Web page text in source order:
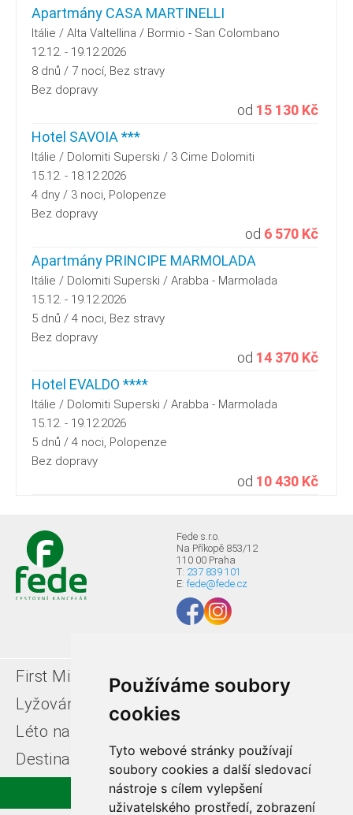
Používáme soubory
cookies
Tyto webové stránky používají
soubory cookies a další sledovací
nástroje s cílem vylepšení
uživatelského prostředí, zobrazení
Apartmány CASA MARTINELLI
Itálie / Alta Valtellina / Bormio - San Colombano
12.12. - 19.12.2026
8 dnů / 7 nocí, Bez stravy
Bez dopravy
od 15 130 Kč
Hotel SAVOIA ***
Itálie / Dolomiti Superski / 3 Cime Dolomiti
15.12. - 18.12.2026
4 dny / 3 noci, Polopenze
Bez dopravy
od 6 570 Kč
Apartmány PRINCIPE MARMOLADA
Itálie / Dolomiti Superski / Arabba - Marmolada
15.12. - 19.12.2026
5 dnů / 4 noci, Bez stravy
Bez dopravy
od 14 370 Kč
Hotel EVALDO ****
Itálie / Dolomiti Superski / Arabba - Marmolada
15.12. - 19.12.2026
5 dnů / 4 noci, Polopenze
Bez dopravy
od 10 430 Kč
Fede s.r.o.
Na Příkopě 853/12
110 00 Praha
T: 237 839 101
E: fede@fede.cz
First Minute
Last minute
Lyžování v Itálii
Léto na horách
Destinace